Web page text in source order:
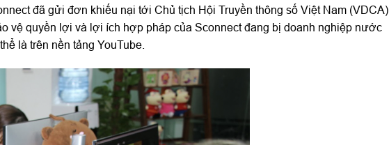
đã gửi đơn khiếu nại tới Chủ tịch Hội Truyền thông số Việt Nam (VDCA)
vệ quyền lợi và lợi ích hợp pháp của Sconnect đang bị doanh nghiệp nước
là trên nền tảng YouTube.